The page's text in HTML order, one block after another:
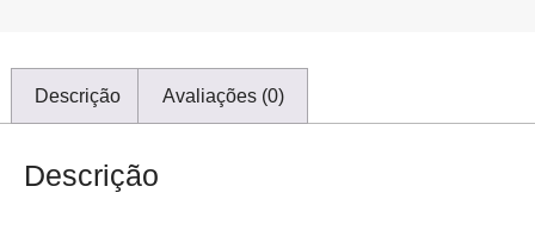
Descrição Avaliações (0)
Descrição